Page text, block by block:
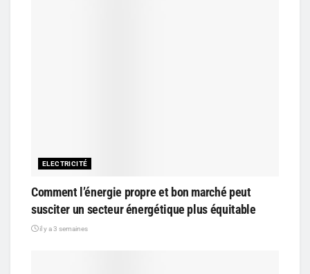
ELECTRICITÉ
Comment l’énergie propre et bon marché peut
susciter un secteur énergétique plus équitable
il y a 3 semaines